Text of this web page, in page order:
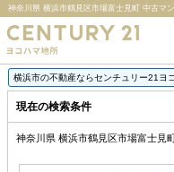
神奈川県 横浜市鶴見区市場富士見町 中古マ
横浜市の不動産ならセンチュリー21ヨ
現在の検索条件
神奈川県 横浜市鶴見区市場富士見